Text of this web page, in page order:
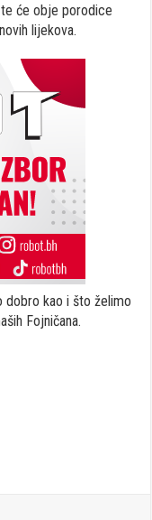
će obje porodice
lijekova.
dobro kao i što želimo
Fojničana.